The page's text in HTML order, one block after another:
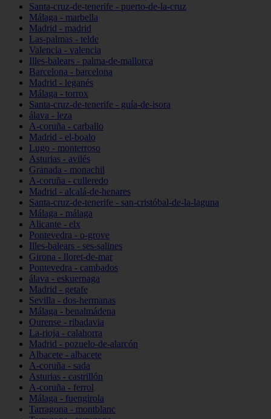
Santa-cruz-de-tenerife - puerto-de-la-cruz
Málaga - marbella
Madrid - madrid
Las-palmas - telde
Valencia - valencia
Illes-balears - palma-de-mallorca
Barcelona - barcelona
Madrid - leganés
Málaga - torrox
Santa-cruz-de-tenerife - guía-de-isora
álava - leza
A-coruña - carballo
Madrid - el-boalo
Lugo - monterroso
Asturias - avilés
Granada - monachil
A-coruña - culleredo
Madrid - alcalá-de-henares
Santa-cruz-de-tenerife - san-cristóbal-de-la-laguna
Málaga - málaga
Alicante - elx
Pontevedra - o-grove
Illes-balears - ses-salines
Girona - lloret-de-mar
Pontevedra - cambados
álava - eskuernaga
Madrid - getafe
Sevilla - dos-hermanas
Málaga - benalmádena
Ourense - ribadavia
La-rioja - calahorra
Madrid - pozuelo-de-alarcón
Albacete - albacete
A-coruña - sada
Asturias - castrillón
A-coruña - ferrol
Málaga - fuengirola
Tarragona - montblanc